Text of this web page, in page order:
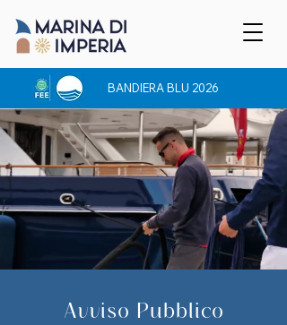
BANDIERA BLU 2026
Avviso Pubblico